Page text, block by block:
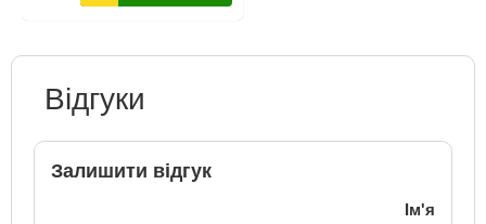
Відгуки
Залишити відгук
Ім'я